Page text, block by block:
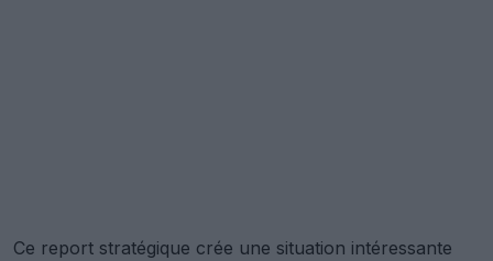
Ce report stratégique crée une situation intéressante